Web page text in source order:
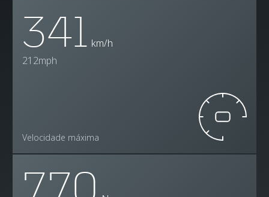
341 km/h
212mph
Velocidade máxima